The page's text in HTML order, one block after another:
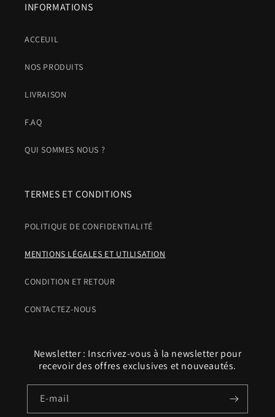
INFORMATIONS
ACCEUIL
NOS PRODUITS
LIVRAISON
F.AQ
QUI SOMMES NOUS ?
TERMES ET CONDITIONS
POLITIQUE DE CONFIDENTIALITÉ
MENTIONS LÉGALES ET UTILISATION
CONDITION ET RETOUR
CONTACTEZ-NOUS
Newsletter : Inscrivez-vous à la newsletter pour
recevoir des offres exclusives et nouveautés.
E-mail